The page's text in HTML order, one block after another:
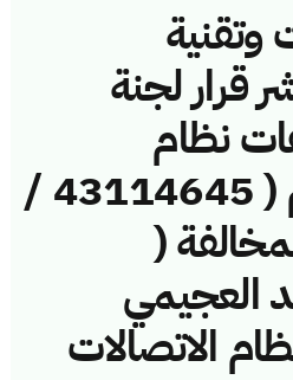
وتقنية
قرار لجنة
نظام
الاتصالات رقم ( 43114645 /
لمخالفة (
الاتصالات